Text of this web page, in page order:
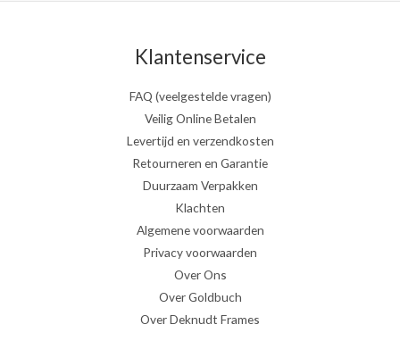
Klantenservice
FAQ (veelgestelde vragen)
Veilig Online Betalen
Levertijd en verzendkosten
Retourneren en Garantie
Duurzaam Verpakken
Klachten
Algemene voorwaarden
Privacy voorwaarden
Over Ons
Over Goldbuch
Over Deknudt Frames